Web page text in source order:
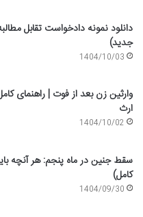
دانلود نمونه دادخواست تقابل
جدید)
1404/10/03
وارثین زن بعد از فوت | راهنمای
ارث
1404/10/02
سقط جنین در ماه پنجم: هر آنچه
کامل)
1404/09/30